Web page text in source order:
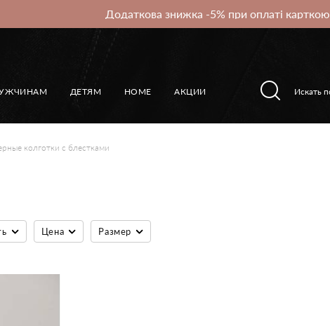
Додаткова знижка -5% при оплаті карткою
ДЕТЯМ HOME АКЦИИ
колготки с блестками
Цена Размер